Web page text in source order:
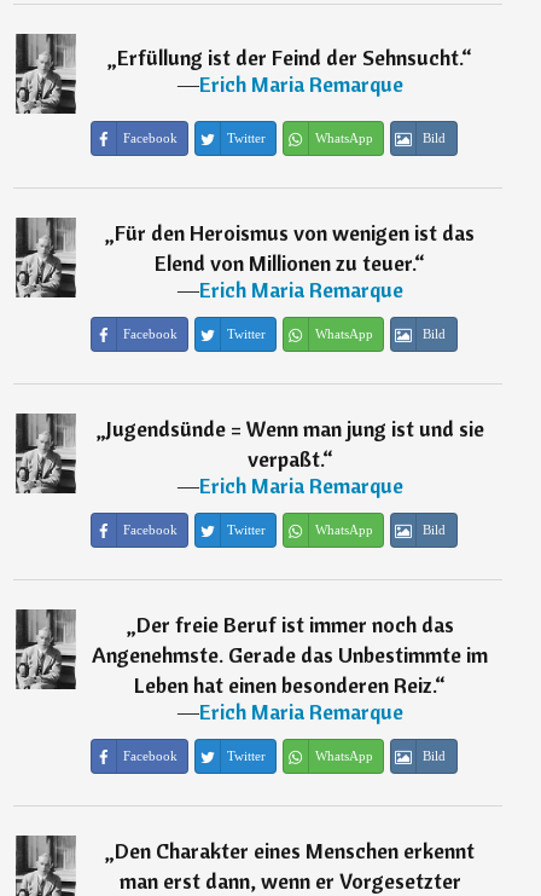
„Erfüllung ist der Feind der Sehnsucht.“
―Erich Maria Remarque
Facebook Twitter WhatsApp Bild
„Für den Heroismus von wenigen ist das
Elend von Millionen zu teuer.“
―Erich Maria Remarque
Facebook Twitter WhatsApp Bild
„Jugendsünde = Wenn man jung ist und sie
verpaßt.“
―Erich Maria Remarque
Facebook Twitter WhatsApp Bild
„Der freie Beruf ist immer noch das
Angenehmste. Gerade das Unbestimmte im
Leben hat einen besonderen Reiz.“
―Erich Maria Remarque
Facebook Twitter WhatsApp Bild
„Den Charakter eines Menschen erkennt
man erst dann, wenn er Vorgesetzter